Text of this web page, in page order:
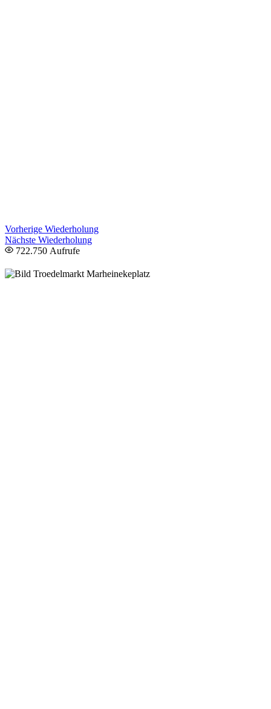
Vorherige Wiederholung
Nächste Wiederholung
722.750 Aufrufe